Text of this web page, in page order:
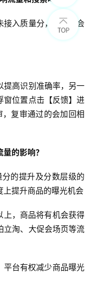
接入质量分，也就不会
提高识别准确率，另一
窗位置点击【反馈】进
复审通过的会加回相
的影响？
的提升及分数层级的
上提升商品的曝光机会
，商品将有机会获得
立淘、大促会场页等流
台有权减少商品曝光